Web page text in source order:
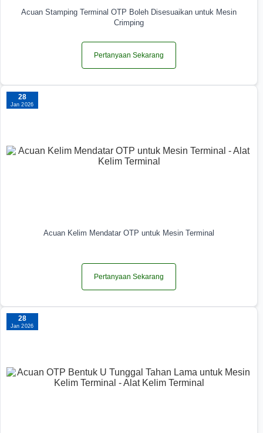
Acuan Stamping Terminal OTP Boleh Disesuaikan untuk Mesin
Crimping
Pertanyaan Sekarang
28
Jan 2026
Acuan Kelim Mendatar OTP untuk Mesin Terminal
Pertanyaan Sekarang
28
Jan 2026